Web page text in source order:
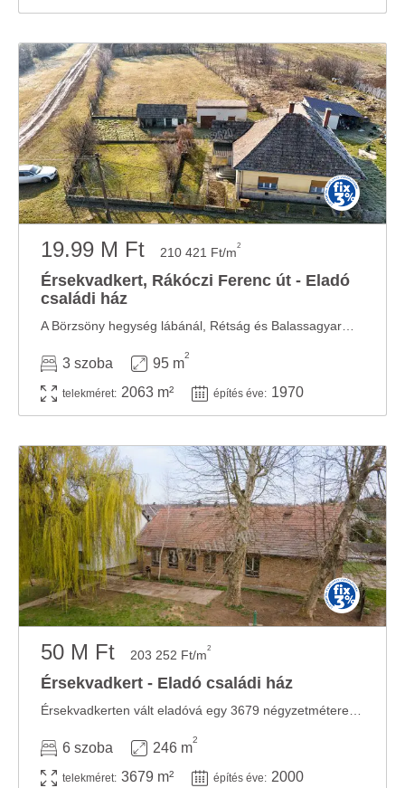
19.99 M Ft 210 421 Ft/m2
Érsekvadkert, Rákóczi Ferenc út - Eladó
családi ház
3 szoba 95 m
2
telekméret: 2063 m² építés éve: 1970
50 M Ft 203 252 Ft/m2
Érsekvadkert - Eladó családi ház
6 szoba 246 m
2
telekméret: 3679 m² építés éve: 2000